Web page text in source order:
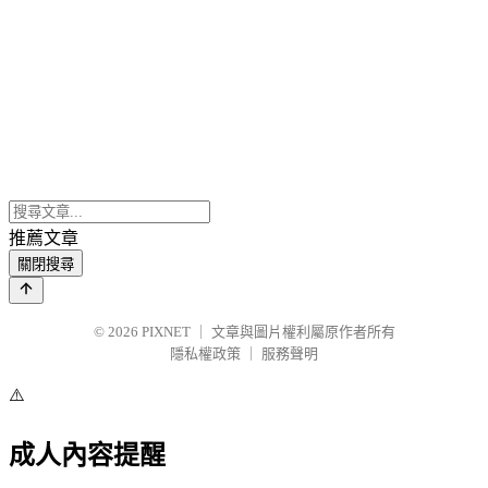
推薦文章
關閉搜尋
© 2026 PIXNET
文章與圖片權利屬原作者所有
隱私權政策
服務聲明
⚠️
成人內容提醒